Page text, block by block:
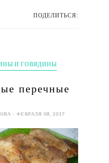
ПОДЕЛИТЬСЯ:
И ГОВЯДИНЫ
перечные
- ФЕВРАЛЯ 08, 2017